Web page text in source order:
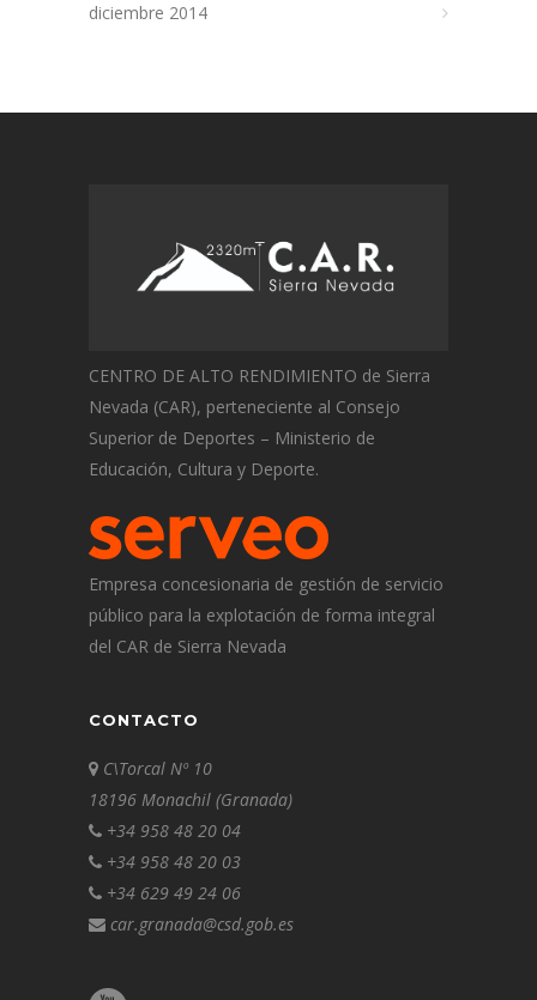
diciembre 2014
CENTRO DE ALTO RENDIMIENTO de Sierra
Nevada (CAR), perteneciente al Consejo
Superior de Deportes – Ministerio de
Educación, Cultura y Deporte.
Empresa concesionaria de gestión de servicio
público para la explotación de forma integral
del CAR de Sierra Nevada
CONTACTO
C\Torcal Nº 10
18196 Monachil (Granada)
+34 958 48 20 04
+34 958 48 20 03
+34 629 49 24 06
car.granada@csd.gob.es